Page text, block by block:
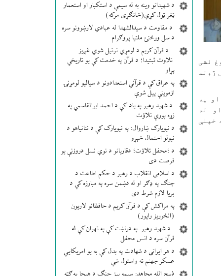
د شهیدانو وینه به له سیمې د استکبار او استعمار
ټغر ټول کړي(ځانګړی مرکه)
د مقاومت د سیدالشهدا له عبادي لارښوونو سره
د سل ورځنئ ملتیا پروګرام
د قرآن کریم د لومړي ترتیل شوي غږیز
تلاوت ثبتیدا؛ د قرآن په خدمت کې یو تاریخي
پړاو
په عراق کې د قرآني استعدادونو د سیالیو لومړنۍ
ازموینې پیل شوې
د شهید رهبر په یاد کې د احمد ابوالقاسمي په
زړه پورې تلاؤت
د نیویارک ښاروال: په نیویارک کې د نتانیاهو د
نیولو احتمال څېړو
د ؛محفل تلاؤت؛ دقاریانو د نوي نسل دروزنې یو
فرصت دی
د اسلامی انقلاب د رهبر د حکم اطاعت د
جنګ په ډګر او له دښمن سره په مبارزه کې د
بریا لازم شرط دی
په مراکش کې د قرآن کریم د حافظانو لاریون
(انځوریز راپور)
د شهید رهبر په درنښت کې په تهران کې له
قرآن سره د انس محفل
د هر ایرانی د شهادت په بدل کې به یو امریکایي
عسکر جهنم ته واستول شي
نشی
ژوند
او په
له
خپلې